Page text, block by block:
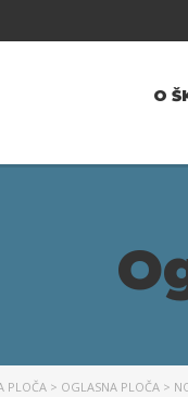
O
PLOČA > OGLASNA PLOČA >